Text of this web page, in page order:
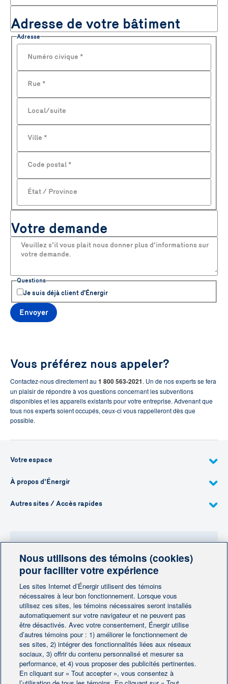
Adresse de votre bâtiment
Adresse
Numéro civique *
Rue *
Local/suite
Ville *
Code postal *
État / Province
Votre demande
Veuillez s'il vous plait nous donner plus d'informations sur
votre demande.
Questions
Je suis déjà client d'Énergir
Envoyer
Vous préférez nous appeler?
Contactez-nous directement au 1 800 563-2021. Un de nos experts se fera
un plaisir de répondre à vos questions concernant les subventions
disponibles et les appareils existants pour votre entreprise. Advenant que
tous nos experts soient occupés, ceux-ci vous rappelleront dès que
possible.
Votre espace
À propos d'Énergir
Autres sites / Accès rapides
Besoin de plus d'information?
Contactez-nous
Contactez-nous
Accueil | Contactez-nous |
Nous utilisons des témoins (cookies)
pour faciliter votre expérience
Les sites Internet d’Énergir utilisent des témoins
nécessaires à leur bon fonctionnement. Lorsque vous
utilisez ces sites, les témoins nécessaires seront installés
automatiquement sur votre navigateur et ne peuvent pas
être désactivés. Avec votre consentement, Énergir utilise
d’autres témoins pour : 1) améliorer le fonctionnement de
ses sites, 2) intégrer des fonctionnalités liées aux réseaux
sociaux, 3) offrir du contenu personnalisé et mesurer sa
performance, et 4) vous proposer des publicités pertinentes.
En cliquant sur « Tout accepter », vous consentez à